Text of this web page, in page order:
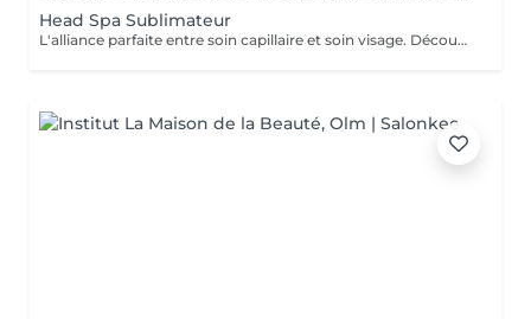
Head Spa Sublimateur
L'alliance parfaite entre soin capillaire et soin visage. Découvrez notre nouveau Head Spa Sublimateur qui marie le meilleur des soins capillaires et des soins visage pour une expérience de bien-être et de beauté complète. Conçu pour sublimer vos cheveux tout en revitalisant votre peau, ce soin est une véritable parenthèse de détente et de régénération. En Quoi Consiste ce soin ? Le Head Spa Sublimateur est un protocole unique qui agit en profondeur sur vos cheveux, votre cuir chevelu et votre visage: - Soin Capillaire Personnalisé: Nettoyage, massage et application de soins adaptés pour purifier le cuir chevelu, renforcer la fibre capillaire et sublimer vos cheveux. - Rituel visage: Un soin ciblé pour hydrater, apaiser et illuminer la peau, en utilisant des produits premium et techniques expertes. - Massage Relaxant: Une gestuelle douce et enveloppante pour une détente absolue, favorisant la circulation et l'oxygénation des tissus. Les Bienfaits - Pour vos cheveux: Un cuir chevelu purifié, des cheveux plus brillants, plus doux et revitalisés en profondeur. - Pour votre peau: Un teint éclatant, une peau repulpée et nourrie, visiblement apaisée. - Pour votre Bien-être: Une relaxation totale et un moment de lâcher-prise unique. Un moment d'exception pour sublimer votre beauté naturelle Un sèche cheveux et des brosses sont mis à votre disposition pour que vous ne repartiez pas avec la tête mouillée